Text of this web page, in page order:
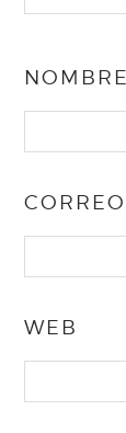
NOMBRE
WEB